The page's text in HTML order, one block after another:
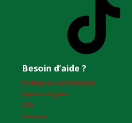
Besoin d’aide ?
Politique de confidentialité
Mentions légales
CGV
Livraison